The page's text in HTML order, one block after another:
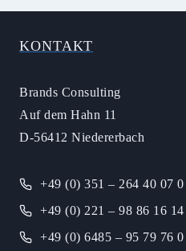
KONTAKT
Brands Consulting
Auf dem Hahn 11
D-56412 Niedererbach
+49 (0) 351 – 264 40 07 0
+49 (0) 221 – 98 86 16
+49 (0) 6485 – 95 79 76